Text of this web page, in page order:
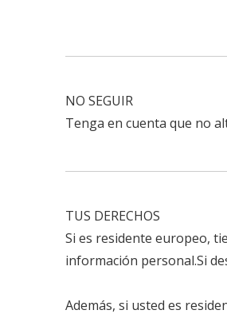
NO SEGUIR
Tenga en cuenta que no
TUS DERECHOS
Si es residente europeo,
información personal.Si
Además, si usted es